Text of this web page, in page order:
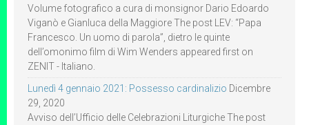
Volume fotografico a cura di monsignor Dario Edoardo
Viganò e Gianluca della Maggiore The post LEV: “Papa
Francesco. Un uomo di parola”, dietro le quinte
dell’omonimo film di Wim Wenders appeared first on
ZENIT - Italiano.
Lunedì 4 gennaio 2021: Possesso cardinalizio Dicembre
29, 2020
Avviso dell’Ufficio delle Celebrazioni Liturgiche The post